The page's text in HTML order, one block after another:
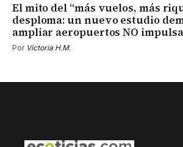
El mito del “más vuelos, más
desploma: un nuevo estudio
ampliar aeropuertos NO
Por Victoria H.M.